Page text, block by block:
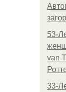
53-
van
33-